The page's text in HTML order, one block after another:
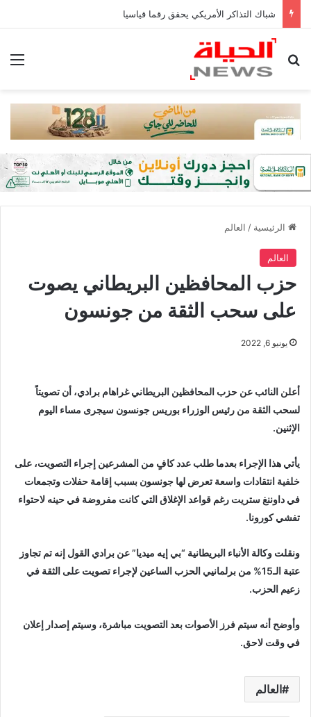
شباك التذاكر الأمريكي يحقق رقما قياسيا
بحث عن
الرئيسية / العالم
العالم
حزب المحافظين البريطاني يصوت
على سحب الثقة من جونسون
يونيو 6, 2022
أعلن النائب عن حزب المحافظين البريطاني غراهام برادي، أن تصويتاً
لسحب الثقة من رئيس الوزراء بوريس جونسون سيجرى مساء اليوم
الإثنين.
يأتي هذا الإجراء بعدما طلب عدد كافٍ من المشرعين إجراء التصويت، على
خلفية انتقادات واسعة تعرض لها جونسون بسبب إقامة حفلات وتجمعات
في داوننغ ستريت رغم قواعد الإغلاق التي كانت مفروضة في حينه لاحتواء
تفشي كورونا.
ونقلت وكالة الأنباء البريطانية “بي إيه ميديا” عن برادي القول إنه تم تجاوز
عتبة الـ15% من برلمانيي الحزب الساعين لإجراء تصويت على الثقة في
زعيم الحزب.
وأوضح أنه سيتم فرز الأصوات بعد التصويت مباشرة، وسيتم إصدار إعلان
في وقت لاحق.
العالم